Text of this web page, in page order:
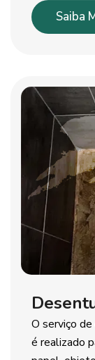
Saiba
O serviço de
é realizado